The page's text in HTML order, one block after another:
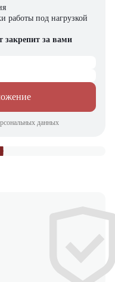
работы под нагрузкой
закрепит за вами
данных